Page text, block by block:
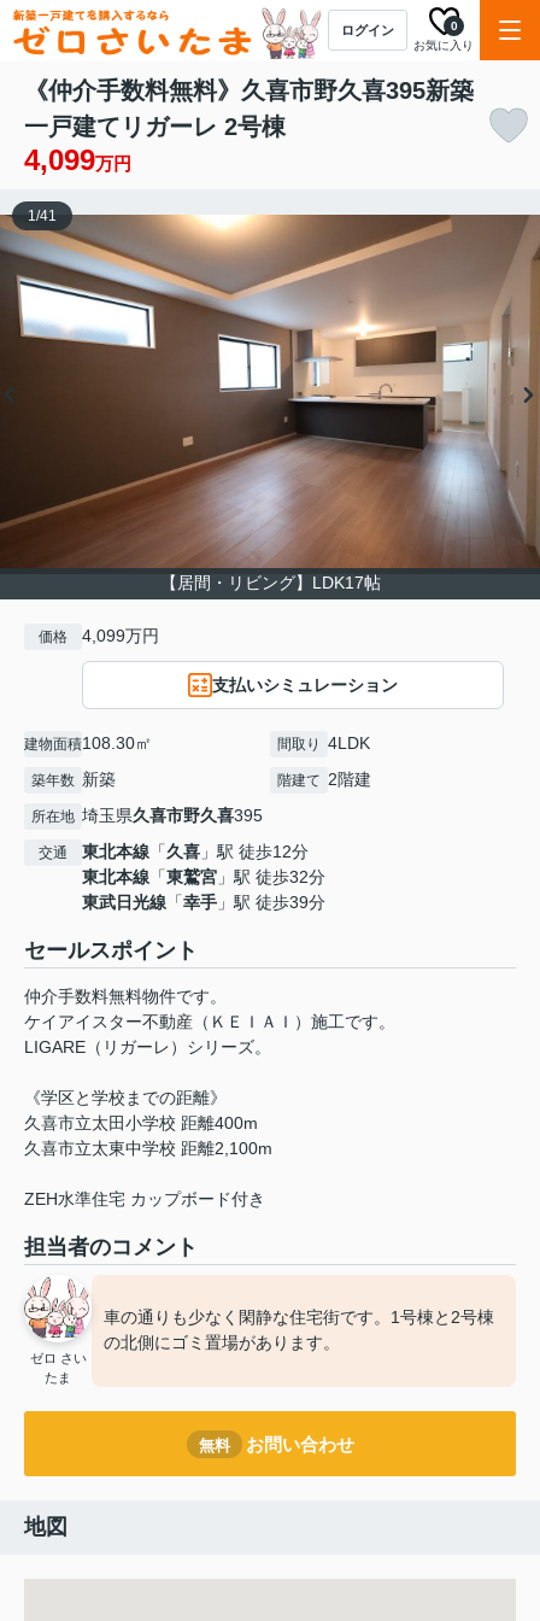
ログイン
お気に入り
0
《仲介手数料無料》久喜市野久喜395新築
一戸建てリガーレ 2号棟
4,099万円
【居間・リビング】LDK17帖
1/41
価格 4,099万円
支払いシミュレーション
建物面積108.30㎡ 間取り 4LDK
築年数 新築 階建て 2階建
所在地 埼玉県久喜市野久喜395
交通 東北本線 「久喜 」駅 徒歩12分
東北本線 「東鷲宮 」駅 徒歩32分
東武日光線 「幸手 」駅 徒歩39分
セールスポイント
仲介手数料無料物件です。
ケイアイスター不動産（ＫＥＩＡＩ）施工です。
LIGARE（リガーレ）シリーズ。
《学区と学校までの距離》
久喜市立太田小学校 距離400m
久喜市立太東中学校 距離2,100m
ZEH水準住宅 カップボード付き
担当者のコメント
ゼロ さい
たま
車の通りも少なく閑静な住宅街です。1号棟と2号棟
の北側にゴミ置場があります。
無料 お問い合わせ
地図